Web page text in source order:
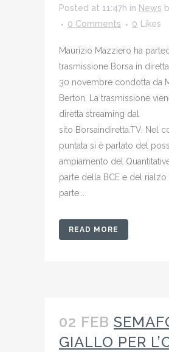
Posted at 11:47h in News
0 Comments
0 Likes
Maurizio Mazziero ha
trasmissione Borsa in
30 novembre condotta da
Berton. La trasmissione
diretta streaming dal
sito Borsaindiretta.TV. Nel
puntata si è parlato del
ampiamento del
parte della BCE e del rialzo
parte...
READ MORE
02 FEB
GIALLO PER